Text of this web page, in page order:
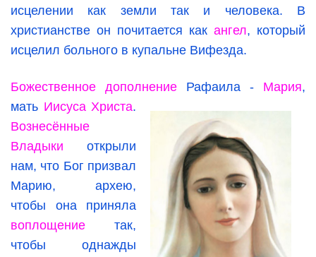
исцелении как земли так и человека. В
христианстве он почитается как ангел, который
исцелил больного в купальне Вифезда.
Божественное дополнение Рафаила - Мария,
мать Иисуса Христа.
Вознесённые
Владыки открыли
нам, что Бог призвал
Марию, архею,
чтобы она приняла
воплощение так,
чтобы однажды